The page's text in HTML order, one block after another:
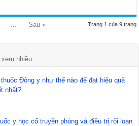
Trang 1 của 9 trang
Sau »
nhiều
Đông y như thế nào để đạt hiệu quả
nhất?
y học cổ truyền phòng và điều trị rối loạn